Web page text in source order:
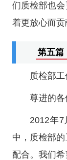
们质检部也
着更放心而贡
第五篇
质检部
尊进的各
2012年7
中，质检部
配合。我们